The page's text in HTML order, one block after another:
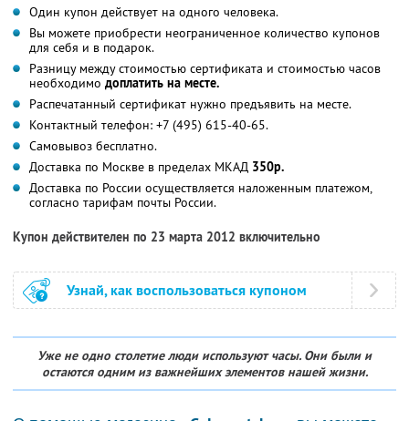
Один купон действует на одного человека.
Вы можете приобрести неограниченное количество купонов
для себя и в подарок.
Разницу между стоимостью сертификата и стоимостью часов
необходимо доплатить на месте.
Распечатанный сертификат нужно предъявить на месте.
Контактный телефон: +7 (495) 615-40-65.
Самовывоз бесплатно.
Доставка по Москве в пределах МКАД 350р.
Доставка по России осуществляется наложенным платежом,
согласно тарифам почты России.
Купон действителен по 23 марта 2012 включительно
Узнай, как воспользоваться купоном
Уже не одно столетие люди используют часы. Они были и
остаются одним из важнейших элементов нашей жизни.